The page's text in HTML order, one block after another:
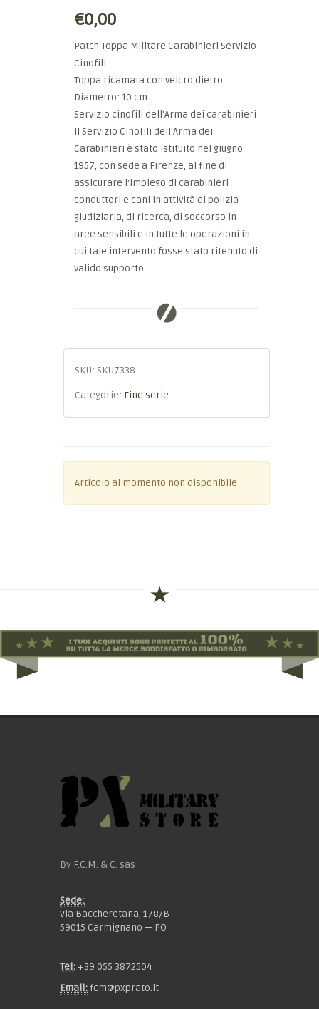
€0,00
Patch Toppa Militare Carabinieri Servizio
Cinofili
Toppa ricamata con velcro dietro
Diametro: 10 cm
Servizio cinofili dell'Arma dei carabinieri
Il Servizio Cinofili dell'Arma dei
Carabinieri è stato istituito nel giugno
1957, con sede a Firenze, al fine di
assicurare l'impiego di carabinieri
conduttori e cani in attività di polizia
giudiziaria, di ricerca, di soccorso in
aree sensibili e in tutte le operazioni in
cui tale intervento fosse stato ritenuto di
valido supporto.
SKU: SKU7338
Categorie: Fine serie
Articolo al momento non disponibile
By F.C.M. & C. sas
Sede:
Via Baccheretana, 178/B
59015 Carmignano — PO
Tel: +39 055 3872504
Email: fcm@pxprato.it